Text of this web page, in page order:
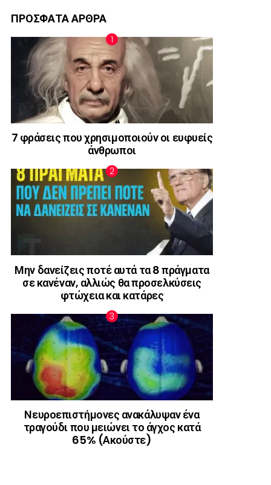
ΠΡΟΣΦΑΤΑ ΑΡΘΡΑ
7 φράσεις που χρησιμοποιούν οι ευφυείς
άνθρωποι
Μην δανείζεις ποτέ αυτά τα 8 πράγματα
σε κανέναν, αλλιώς θα προσελκύσεις
φτώχεια και κατάρες
Νευροεπιστήμονες ανακάλυψαν ένα
τραγούδι που μειώνει το άγχος κατά
65% (Ακούστε)